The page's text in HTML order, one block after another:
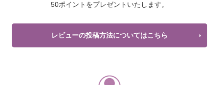
50ポイントをプレゼントいたします。
レビューの投稿方法についてはこちら